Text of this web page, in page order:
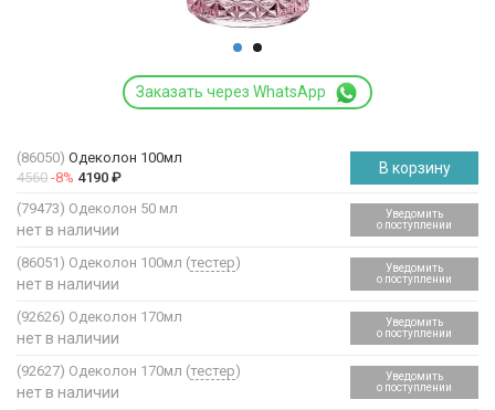
Заказать через WhatsApp
(86050) Одеколон 100мл
4560 -8% 4190 ₽
В корзину
(79473) Одеколон 50 мл
нет в наличии
Уведомить
о поступлении
(86051) Одеколон 100мл (тестер)
нет в наличии
Уведомить
о поступлении
(92626) Одеколон 170мл
нет в наличии
Уведомить
о поступлении
(92627) Одеколон 170мл (тестер)
нет в наличии
Уведомить
о поступлении